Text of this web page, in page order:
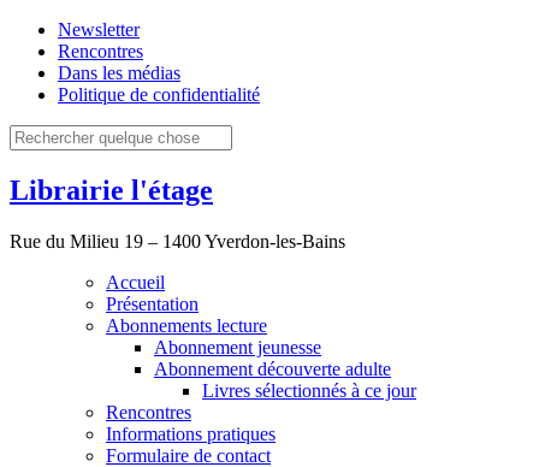
Newsletter
Rencontres
Dans les médias
Politique de confidentialité
Librairie l'étage
Rue du Milieu 19 – 1400 Yverdon-les-Bains
Accueil
Présentation
Abonnements lecture
Abonnement jeunesse
Abonnement découverte adulte
Livres sélectionnés à ce jour
Rencontres
Informations pratiques
Formulaire de contact